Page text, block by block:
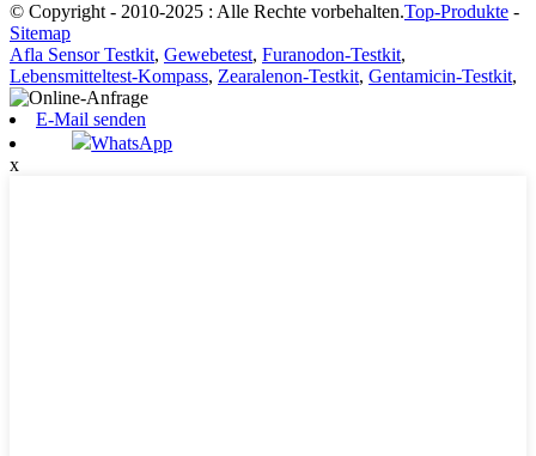
© Copyright - 2010-2025 : Alle Rechte vorbehalten.Top-Produkte -
Sitemap
Afla Sensor Testkit, Gewebetest, Furanodon-Testkit,
Lebensmitteltest-Kompass, Zearalenon-Testkit, Gentamicin-Testkit,
E-Mail senden
WhatsApp
x